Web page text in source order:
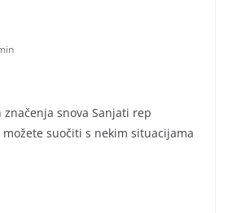
snova Sanjati rep
suočiti s nekim situacijama